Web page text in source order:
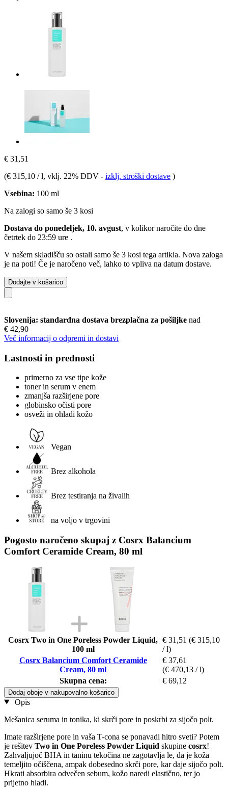
€ 31,51
(€ 315,10 / l, vklj. 22% DDV - izklj. stroški dostave )
Vsebina: 100 ml
Na zalogi so samo še 3 kosi
Dostava do ponedeljek, 10. avgust, v kolikor naročite do dne
četrtek do 23:59 ure .
V našem skladišču so ostali samo še 3 kosi tega artikla. Nova zaloga
je na poti! Če je naročeno več, lahko to vpliva na datum dostave.
Dodajte v košarico
Slovenija: standardna dostava brezplačna za pošiljke nad
€ 42,90
Več informacij o odpremi in dostavi
Lastnosti in prednosti
primerno za vse tipe kože
toner in serum v enem
zmanjša razširjene pore
globinsko očisti pore
osveži in ohladi kožo
Vegan
Brez alkohola
Brez testiranja na živalih
na voljo v trgovini
Pogosto naročeno skupaj z Cosrx Balancium
Comfort Ceramide Cream, 80 ml
Cosrx Two in One Poreless Powder Liquid,
100 ml
€ 31,51 (€ 315,10
/ l)
Cosrx Balancium Comfort Ceramide
Cream, 80 ml
€ 37,61
(€ 470,13 / l)
Skupna cena:
€ 69,12
Dodaj oboje v nakupovalno košarico
Opis
Mešanica seruma in tonika, ki skrči pore in poskrbi za sijočo polt.
Imate razširjene pore in vaša T-cona se ponavadi hitro sveti? Potem
je rešitev Two in One Poreless Powder Liquid skupine cosrx!
Zahvaljujoč BHA in taninu tekočina ne zagotavlja le, da je koža
temeljito očiščena, ampak dobesedno skrči pore, kar daje sijočo polt.
Hkrati absorbira odvečen sebum, kožo naredi elastično, ter jo
prijetno hladi.